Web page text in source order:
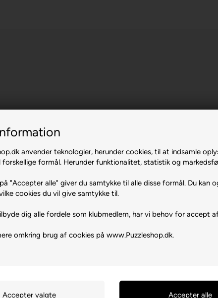
anvender teknologier, herunder cookies, til at indsamle
formål. Herunder funktionalitet, statistik og
"Accepter alle" giver du samtykke til alle disse formål. Du kan
cookies du vil give samtykke til.
dig alle fordele som klubmedlem, har vi behov for accept
omkring brug af cookies på www.Puzzleshop.dk.
- IT-62019 Recanati